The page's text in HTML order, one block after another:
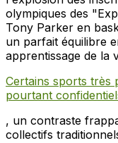
olympiques des
Tony Parker en
un parfait équilibre
apprentissage de la
Certains sports très
pourtant
, un contraste
collectifs